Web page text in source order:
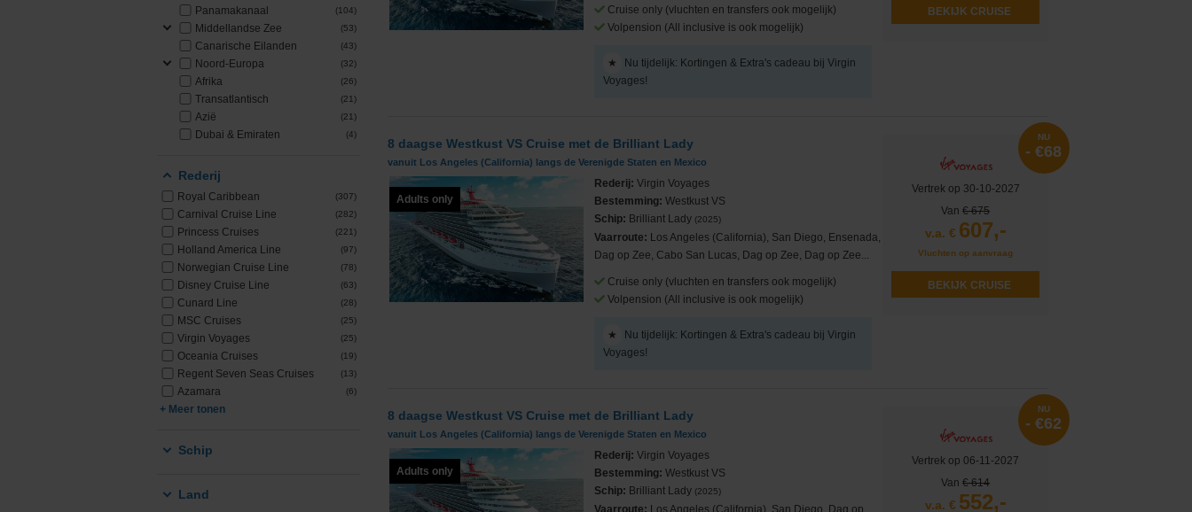
Star Clippers
Virgin Voyages
Panamakanaal (104)
Middellandse Zee (53)
Canarische Eilanden (43)
Noord-Europa (32)
Afrika (26)
Transatlantisch (21)
Azië (21)
Dubai & Emiraten (4)
Rederij
Royal Caribbean (307)
Carnival Cruise Line (282)
Princess Cruises (221)
Holland America Line (97)
Norwegian Cruise Line (78)
Disney Cruise Line (63)
Cunard Line (28)
MSC Cruises (25)
Virgin Voyages (25)
Oceania Cruises (19)
Regent Seven Seas Cruises (13)
Azamara (6)
+ Meer tonen
Schip
Land
Cruise only (vluchten en transfers ook mogelijk)
Volpension (All inclusive is ook mogelijk)
★
Nu tijdelijk: Kortingen & Extra's cadeau bij Virgin
Voyages!
BEKIJK CRUISE
8 daagse Westkust VS Cruise met de Brilliant Lady
vanuit Los Angeles (California) langs de Verenigde Staten en Mexico
Adults only
Rederij:Virgin Voyages
Bestemming:Westkust VS
Schip: Brilliant Lady (2025)
Vaarroute: Los Angeles (California), San Diego, Ensenada,
Dag op Zee, Cabo San Lucas, Dag op Zee, Dag op Zee...
Cruise only (vluchten en transfers ook mogelijk)
Volpension (All inclusive is ook mogelijk)
★
Nu tijdelijk: Kortingen & Extra's cadeau bij Virgin
Voyages!
NU
- €68
Vertrek op 30-10-2027
Van € 675
v.a. € 607,-
Vluchten op aanvraag
BEKIJK CRUISE
8 daagse Westkust VS Cruise met de Brilliant Lady
vanuit Los Angeles (California) langs de Verenigde Staten en Mexico
Adults only
Rederij:Virgin Voyages
Bestemming:Westkust VS
Schip: Brilliant Lady (2025)
Vaarroute: Los Angeles (California), San Diego, Dag op
NU
- €62
Vertrek op 06-11-2027
Van € 614
v.a. € 552,-